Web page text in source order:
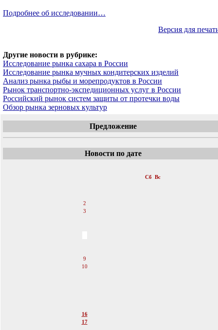
Подробнее об исследовании…
Версия для
Другие новости в рубрике:
Исследование рынка сахара в России
Исследование рынка мучных кондитерских изделий
Анализ рынка рыбы и морепродуктов в России
Рынок транспортно-экспедиционных услуг в России
Российский рынок систем защиты от протечки воды
Обзор рынка зерновых культур
Предложение
Новости по дате
Сб Вс
2
3
9
10
16
17